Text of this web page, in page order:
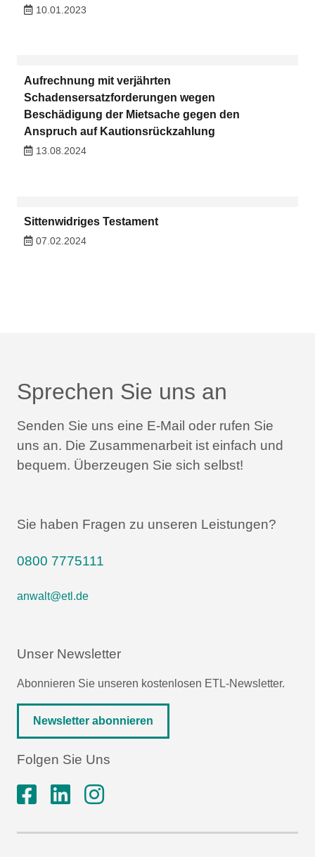
10.01.2023
Aufrechnung mit verjährten
Schadensersatzforderungen wegen
Beschädigung der Mietsache gegen den
Anspruch auf Kautionsrückzahlung
13.08.2024
Sittenwidriges Testament
07.02.2024
Sprechen Sie uns an
Senden Sie uns eine E-Mail oder rufen Sie
uns an. Die Zusammenarbeit ist einfach und
bequem. Überzeugen Sie sich selbst!
Sie haben Fragen zu unseren Leistungen?
0800 7775111
anwalt@etl.de
Unser Newsletter
Abonnieren Sie unseren kostenlosen ETL-Newsletter.
Newsletter abonnieren
Folgen Sie Uns